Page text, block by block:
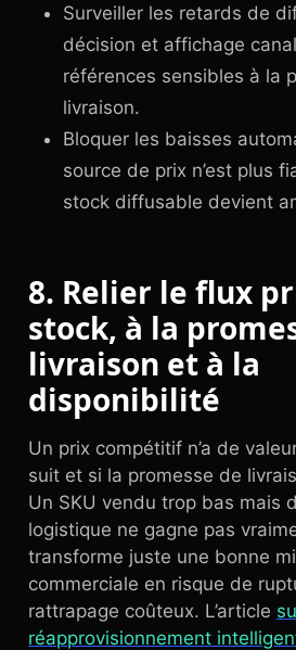
Surveiller les retards de
décision et affichage
références sensibles à la
livraison.
Bloquer les baisses
source de prix n’est plus
stock diffusable devient
8. Relier le flux
stock, à la
livraison et à la
disponibilité
Un prix compétitif n’a de
suit et si la promesse de
Un SKU vendu trop bas mais
logistique ne gagne pas
transforme juste une bonne
commerciale en risque de
rattrapage coûteux. L’article
réapprovisionnement